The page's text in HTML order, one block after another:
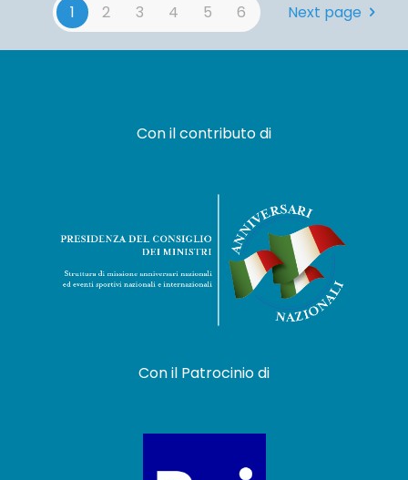
1 2 3 4 5 6 Next page
Con il contributo di
Con il Patrocinio di